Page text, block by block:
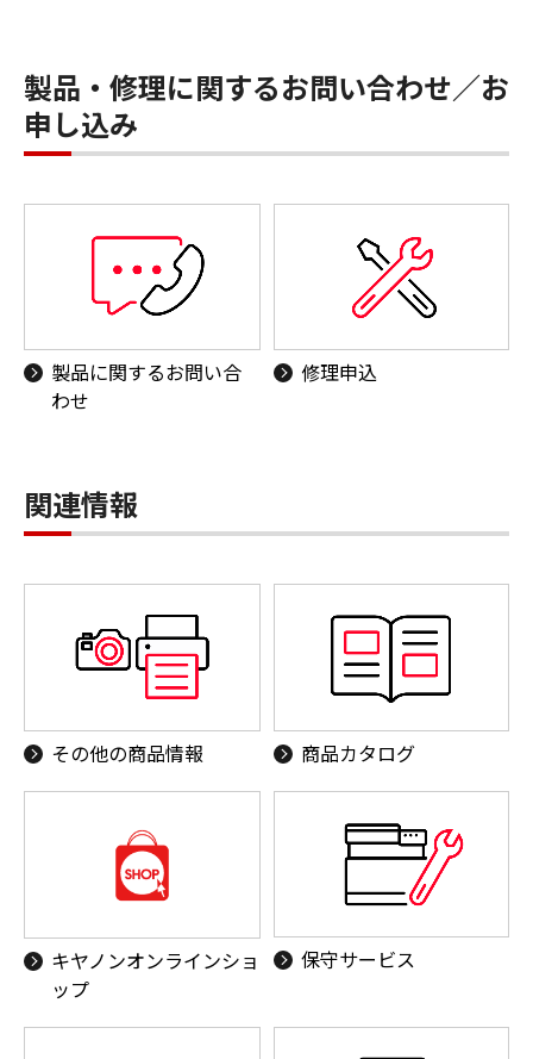
製品・修理に関するお問い合わせ／お
申し込み
製品に関するお問い合
わせ
修理申込
関連情報
その他の商品情報 商品カタログ
キヤノンオンラインショ
ップ
保守サービス